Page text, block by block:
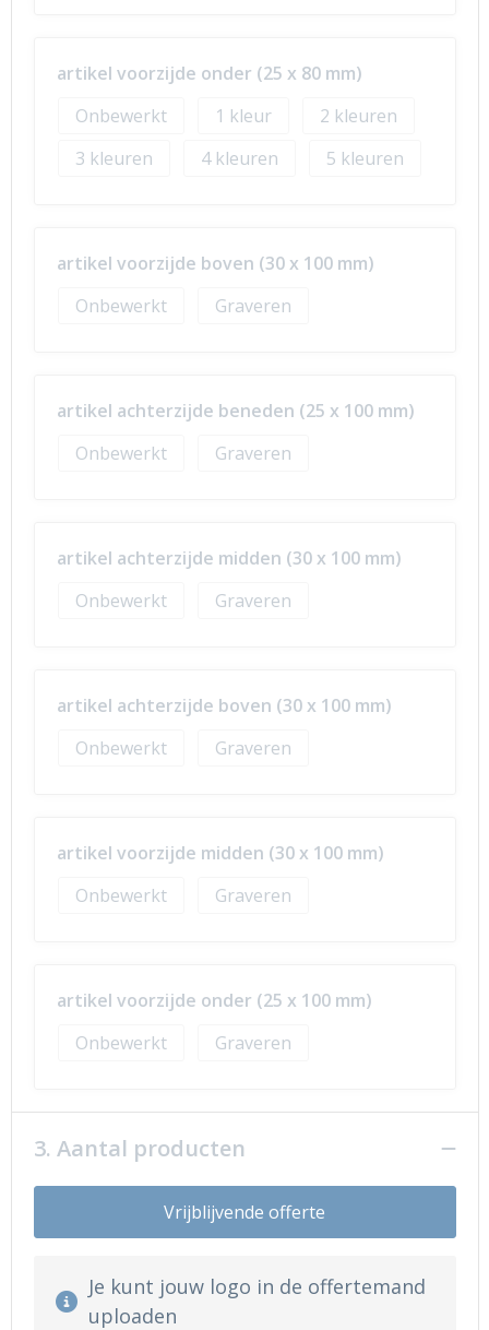
artikel voorzijde onder (25 x 80 mm)
Onbewerkt
1
2
3
4 5
artikel voorzijde boven (30 x 100 mm)
Onbewerkt
Graveren
artikel achterzijde beneden (25 x 100 mm)
Onbewerkt
Graveren
artikel achterzijde midden (30 x 100 mm)
Onbewerkt
Graveren
artikel achterzijde boven (30 x 100 mm)
Onbewerkt
Graveren
artikel voorzijde midden (30 x 100 mm)
Onbewerkt
Graveren
artikel voorzijde onder (25 x 100 mm)
Onbewerkt
Graveren
3. Aantal producten
Vrijblijvende offerte
Je kunt jouw logo in de offertemand
uploaden